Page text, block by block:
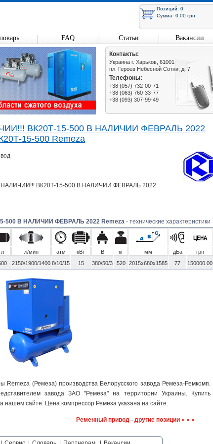
Контакты:
Украина г. Харьков, 61001
пл. Героев Небесной Сотни, д. 7
Телефоны:
+38 (057) 732-00-71
+38 (063) 760-33-77
+38 (093) 307-99-49
ВК20Т-15-500 В НАЛИЧИИ ФЕВРАЛЬ 2022
15-500 Remeza
НАЛИЧИИ!!! ВК20Т-15-500 В НАЛИЧИИ ФЕВРАЛЬ 2022
500 В НАЛИЧИИ ФЕВРАЛЬ 2022 Remeza - технические характеристики
л л/мин атм кВт В кг мм дБа грн
2150/1900/1400 8/10/15 15 380/50/3 520 2015x680x1585 77 150000.00
(Ремеза) производства Белорусского завода Ремеза-Ремкомп.
завода ЗАО "Ремеза" на территории Украины. Купить
нашем сайте. Цена компрессор Ремеза указана на сайте.
Ременный привод - другие позиции » » »
Позиций: 0
Сумма: 0.00 грн
FAQ Статьи Вакансии